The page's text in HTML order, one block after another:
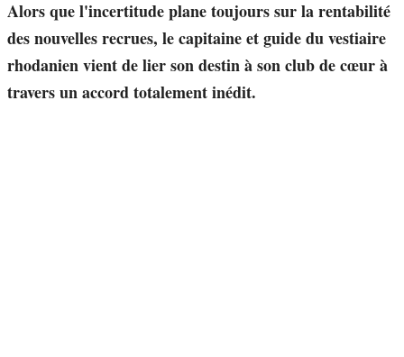
Alors que l'incertitude plane toujours sur la rentabilité
des nouvelles recrues, le capitaine et guide du vestiaire
rhodanien vient de lier son destin à son club de cœur à
travers un accord totalement inédit.